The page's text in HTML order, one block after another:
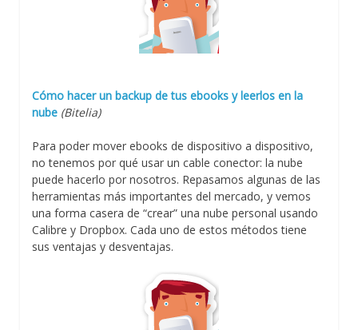
Cómo hacer un backup de tus ebooks y leerlos en la
nube (Bitelia)
Para poder mover ebooks de dispositivo a dispositivo,
no tenemos por qué usar un cable conector: la nube
puede hacerlo por nosotros. Repasamos algunas de las
herramientas más importantes del mercado, y vemos
una forma casera de “crear” una nube personal usando
Calibre y Dropbox. Cada uno de estos métodos tiene
sus ventajas y desventajas.